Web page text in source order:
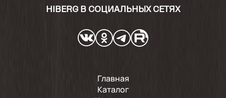
HIBERG В СОЦИАЛЬНЫХ СЕТЯХ
Главная
Каталог